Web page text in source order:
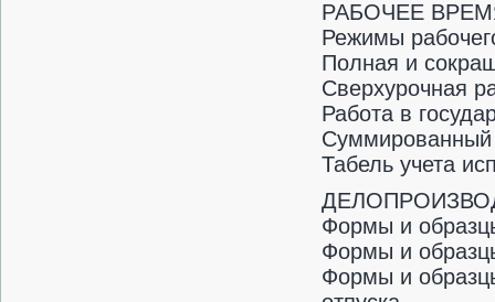
РАБОЧЕЕ
Режимы
Полная и
Сверхурочная
Работа в
Суммированный
Табель учета
Формы и
Формы и
Формы и